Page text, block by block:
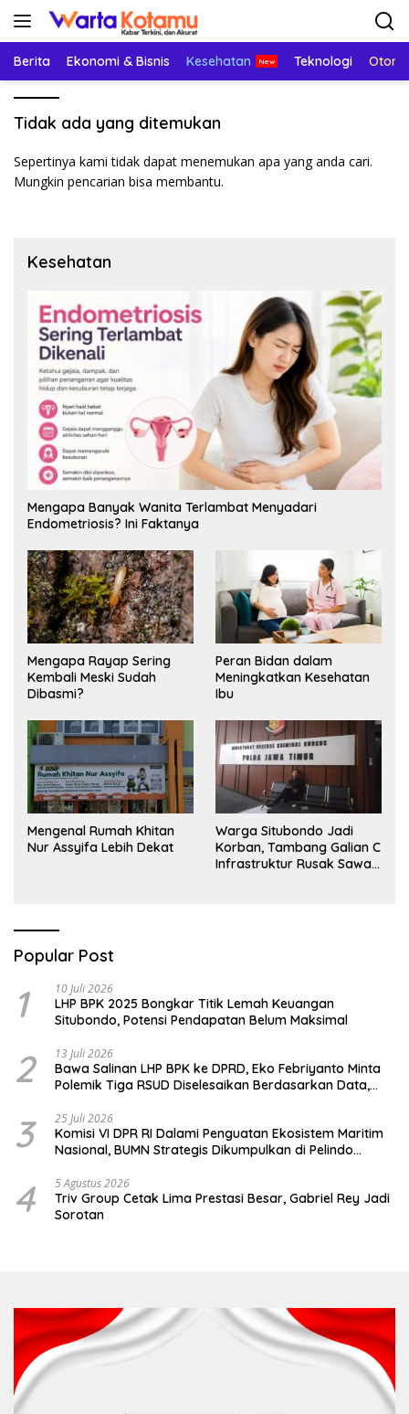
Langsung
Berita Ekonomi & Bisnis Kesehatan Teknologi
Tidak ada yang ditemukan
Sepertinya kami tidak dapat menemukan apa yang anda cari.
Mungkin pencarian bisa membantu.
Kesehatan
Mengapa Banyak Wanita Terlambat Menyadari
Endometriosis? Ini Faktanya
Mengapa Rayap Sering
Kembali Meski Sudah
Dibasmi?
Peran Bidan dalam
Meningkatkan Kesehatan
Ibu
Mengenal Rumah Khitan
Nur Assyifa Lebih Dekat
Warga Situbondo Jadi
Korban, Tambang Galian C
Infrastruktur Rusak Sawah
Popular Post
1 10 Juli 2026
LHP BPK 2025 Bongkar Titik Lemah Keuangan
Situbondo, Potensi Pendapatan Belum Maksimal
2 13 Juli 2026
Bawa Salinan LHP BPK ke DPRD, Eko Febriyanto Minta
Polemik Tiga RSUD Diselesaikan Berdasarkan Data,
3 25 Juli 2026
Komisi VI DPR RI Dalami Penguatan Ekosistem Maritim
Nasional, BUMN Strategis Dikumpulkan di Pelindo
4 5 Agustus 2026
Triv Group Cetak Lima Prestasi Besar, Gabriel Rey Jadi
Sorotan